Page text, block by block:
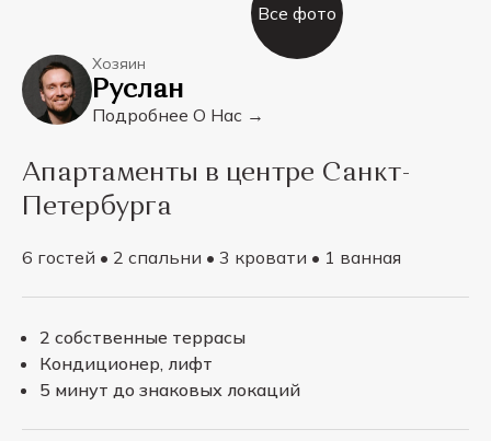
Все фото
Хозяин
Руслан
Подробнее О Нас →
Апартаменты в центре Санкт-
Петербурга
6 гостей • 2 спальни • 3 кровати • 1 ванная
2 собственные террасы
Кондиционер, лифт
5 минут до знаковых локаций